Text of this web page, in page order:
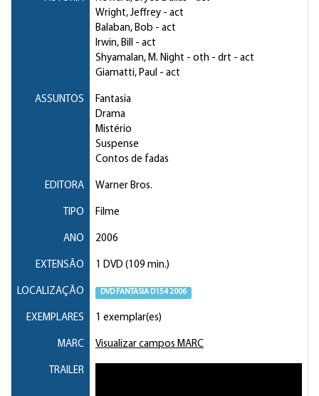
Wright, Jeffrey - act
Balaban, Bob - act
Irwin, Bill - act
Shyamalan, M. Night - oth - drt - act
Giamatti, Paul - act
ASSUNTOS
Fantasia
Drama
Mistério
Suspense
Contos de fadas
EDITORA Warner Bros.
TIPO Filme
ANO 2006
EXTENSÃO 1 DVD (109 min.)
LOCALIZAÇÃO DVD FANTASIA D154 2006
EXEMPLARES 1 exemplar(es)
MARC Visualizar campos MARC
TRAILER